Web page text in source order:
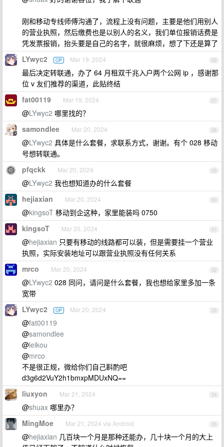
刚和移动专线师傅沟通了，流程上没有问题，主要是他们用别人
的营业执照，然后缴费也是以别人的名义，我们单位报销话费是
凭发票报销，抬头要是自己的名字，就很麻烦，想了下还是算了
26
LYwyc2 OP Mar 19, 2024
最后决定转联通，办了 64 月租双千兆入户两个公网 ip ，感谢那
位 v 友们推荐的渠道，此贴终结
27
fat00119 Mar 19, 2024
@LYwyc2 哪里找的？
28
samondlee Mar 20, 2024
@LYwyc2 具体是什么套餐，求联系方式，谢谢。有个 028 移动
号想转联通。
29
pfqckk Mar 20, 2024
@LYwyc2 我也想知道办的什么套餐
30
hejiaxian Mar 20, 2024
@kingsoT 移动到企这种，家里能装吗 0750
31
kingsoT Mar 20, 2024
@hejiaxian 只要有移动的线路都可以装，但是需要挂一个营业
执照，实际安装地址可以跟营业执照没有任何关系
32
mrco Mar 20, 2024
@LYwyc2 028 同问，请问是什么套餐，我也想给家里多加一条
宽带
33
LYwyc2 OP Mar 20, 2024
@fat00119
@samondlee
@leikou
@mrco
不是很正规，微给你们自己斟酌吧
d3g6d2VuY2h1bmxpMDUxNQ==
34
liuxyon Mar 21, 2024
@shuax 哪里办？
35
MingMoe Mar 21, 2024 via Android
@hejiaxian 几百块一个月是那种还能办，几十块一个月的大上